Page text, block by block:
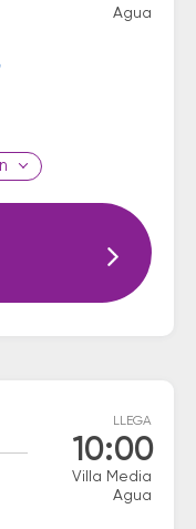
Agua
LLEGA
10:00
Villa Media
Agua